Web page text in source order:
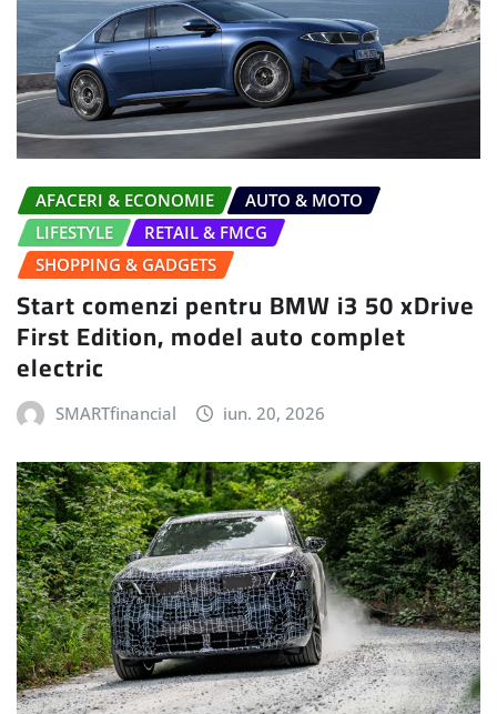
AFACERI & ECONOMIE
AUTO & MOTO
LIFESTYLE
RETAIL & FMCG
SHOPPING & GADGETS
Start comenzi pentru BMW i3 50 xDrive
First Edition, model auto complet
electric
SMARTfinancial iun. 20, 2026